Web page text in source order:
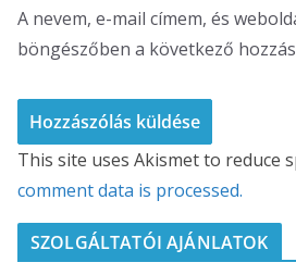
A nevem, e-mail címem, és
böngészőben a következő
This site uses Akismet to reduce
comment data is processed.
SZOLGÁLTATÓI AJÁNLATOK